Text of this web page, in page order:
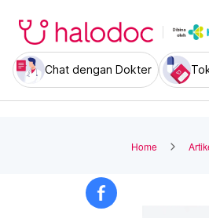
Chat dengan Dokter
Home